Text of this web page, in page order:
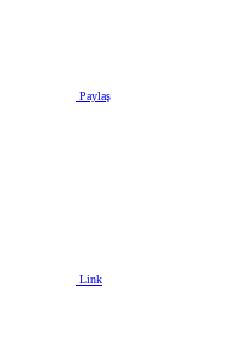
Paylaş
Link